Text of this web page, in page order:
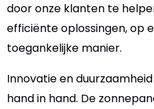
door onze klanten te
efficiënte oplossingen, op
toegankelijke manier.
Innovatie en
hand in hand. De